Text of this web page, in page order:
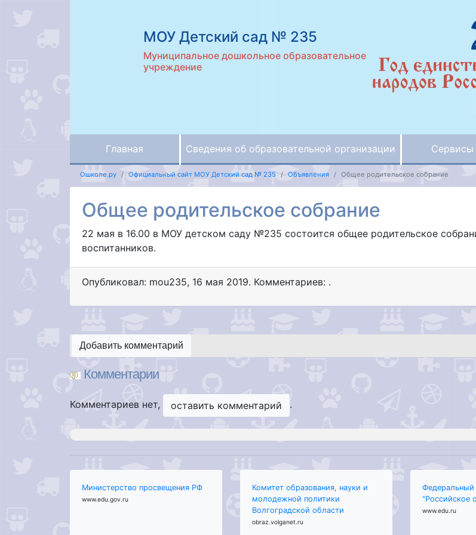
МОУ Детский сад № 235
Муниципальное дошкольное образовательное
учреждение
Главная Сведения об образовательной организации Сервисы
Ошколе.ру Официальный сайт МОУ Детский сад № 235 Объявления Общее родительское собрание
Общее родительское собрание
22 мая в 16.00 в МОУ детском саду №235 состоится общее родительское
воспитанников.
Опубликовал: mou235, 16 мая 2019. Комментариев: .
Добавить комментарий
Комментарии
Комментариев нет, оставить комментарий .
Министерство просвещения РФ
www.edu.gov.ru
Комитет образования, науки и
молодежной политики
Волгоградской области
obraz.volganet.ru
Федеральный
"Российское
www.edu.ru